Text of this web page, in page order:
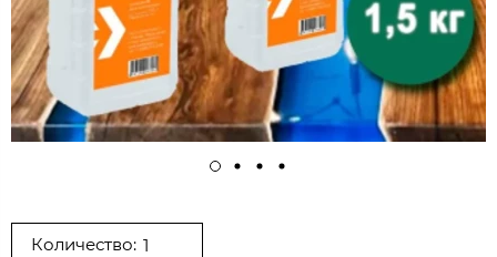
Количество: